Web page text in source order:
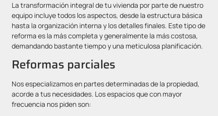
La transformación integral de tu vivienda por parte de nuestro
equipo incluye todos los aspectos, desde la estructura básica
hasta la organización interna y los detalles finales. Este tipo de
reforma es la más completa y generalmente la más costosa,
demandando bastante tiempo y una meticulosa planificación.
Reformas parciales
Nos especializamos en partes determinadas de la propiedad,
acorde a tus necesidades. Los espacios que con mayor
frecuencia nos piden son: